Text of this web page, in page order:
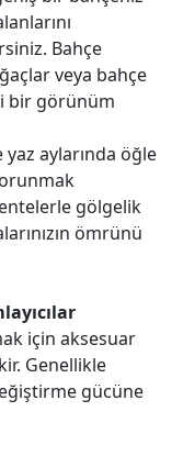
Bahçe
veya bahçe
bir görünüm
yaz aylarında öğle
gölgelik
ömrünü
için aksesuar
Genellikle
gücüne